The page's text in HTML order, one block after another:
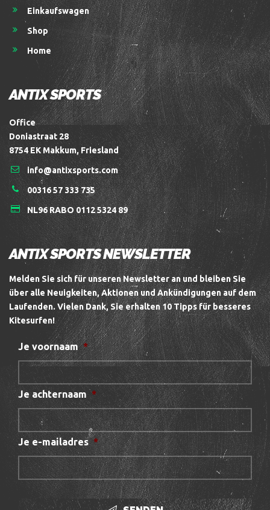
Einkaufswagen
Shop
Home
ANTIX SPORTS
Office
Doniastraat 28
8754 EK Makkum, Friesland
info@antixsports.com
00316 57 333 735
NL96 RABO 0112 5324 89
ANTIX SPORTS NEWSLETTER
Melden Sie sich für unseren Newsletter an und bleiben Sie
über alle Neuigkeiten, Aktionen und Ankündigungen auf dem
Laufenden. Vielen Dank, Sie erhalten 10 Tipps für besseres
Kitesurfen!
Je voornaam *
Je achternaam *
Je e-mailadres *